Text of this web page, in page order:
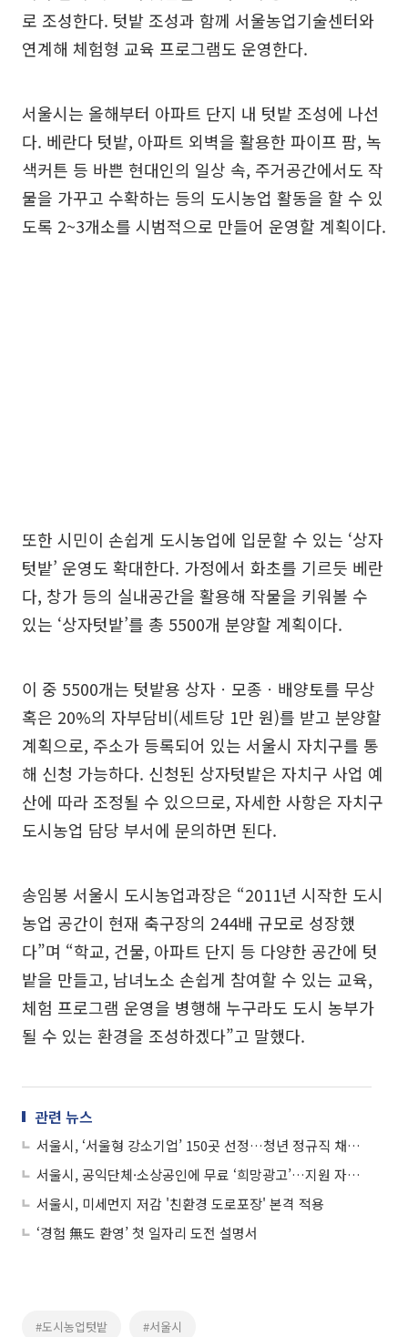
로 조성한다. 텃밭 조성과 함께 서울농업기술센터와
연계해 체험형 교육 프로그램도 운영한다.
서울시는 올해부터 아파트 단지 내 텃밭 조성에 나선
다. 베란다 텃밭, 아파트 외벽을 활용한 파이프 팜, 녹
색커튼 등 바쁜 현대인의 일상 속, 주거공간에서도 작
물을 가꾸고 수확하는 등의 도시농업 활동을 할 수 있
도록 2~3개소를 시범적으로 만들어 운영할 계획이다.
또한 시민이 손쉽게 도시농업에 입문할 수 있는 ‘상자
텃밭’ 운영도 확대한다. 가정에서 화초를 기르듯 베란
다, 창가 등의 실내공간을 활용해 작물을 키워볼 수
있는 ‘상자텃밭’를 총 5500개 분양할 계획이다.
이 중 5500개는 텃밭용 상자ㆍ모종ㆍ배양토를 무상
혹은 20%의 자부담비(세트당 1만 원)를 받고 분양할
계획으로, 주소가 등록되어 있는 서울시 자치구를 통
해 신청 가능하다. 신청된 상자텃밭은 자치구 사업 예
산에 따라 조정될 수 있으므로, 자세한 사항은 자치구
도시농업 담당 부서에 문의하면 된다.
송임봉 서울시 도시농업과장은 “2011년 시작한 도시
농업 공간이 현재 축구장의 244배 규모로 성장했
다”며 “학교, 건물, 아파트 단지 등 다양한 공간에 텃
밭을 만들고, 남녀노소 손쉽게 참여할 수 있는 교육,
체험 프로그램 운영을 병행해 누구라도 도시 농부가
될 수 있는 환경을 조성하겠다”고 말했다.
관련 뉴스
서울시, ‘서울형 강소기업’ 150곳 선정…청년 정규직 채용시 최대 7000만 원
서울시, 공익단체·소상공인에 무료 ‘희망광고’…지원 자격은?
서울시, 미세먼지 저감 '친환경 도로포장' 본격 적용
‘경험 無도 환영’ 첫 일자리 도전 설명서
#도시농업텃밭 #서울시